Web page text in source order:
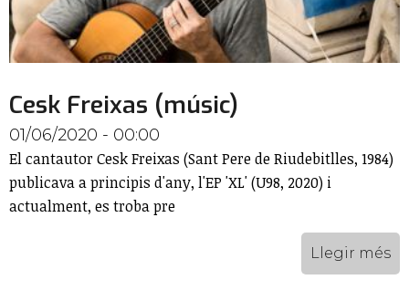
Cesk Freixas (músic)
01/06/2020 - 00:00
El cantautor Cesk Freixas (Sant Pere de Riudebitlles, 1984)
publicava a principis d'any, l'EP 'XL' (U98, 2020) i
actualment, es troba pre
Llegir més